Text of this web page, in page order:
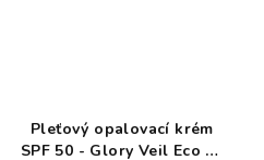
Pleťový opalovací krém
SPF 50 - Glory Veil Eco by